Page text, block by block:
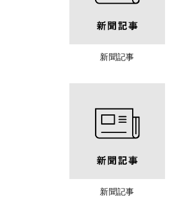
新聞記事
新聞記事